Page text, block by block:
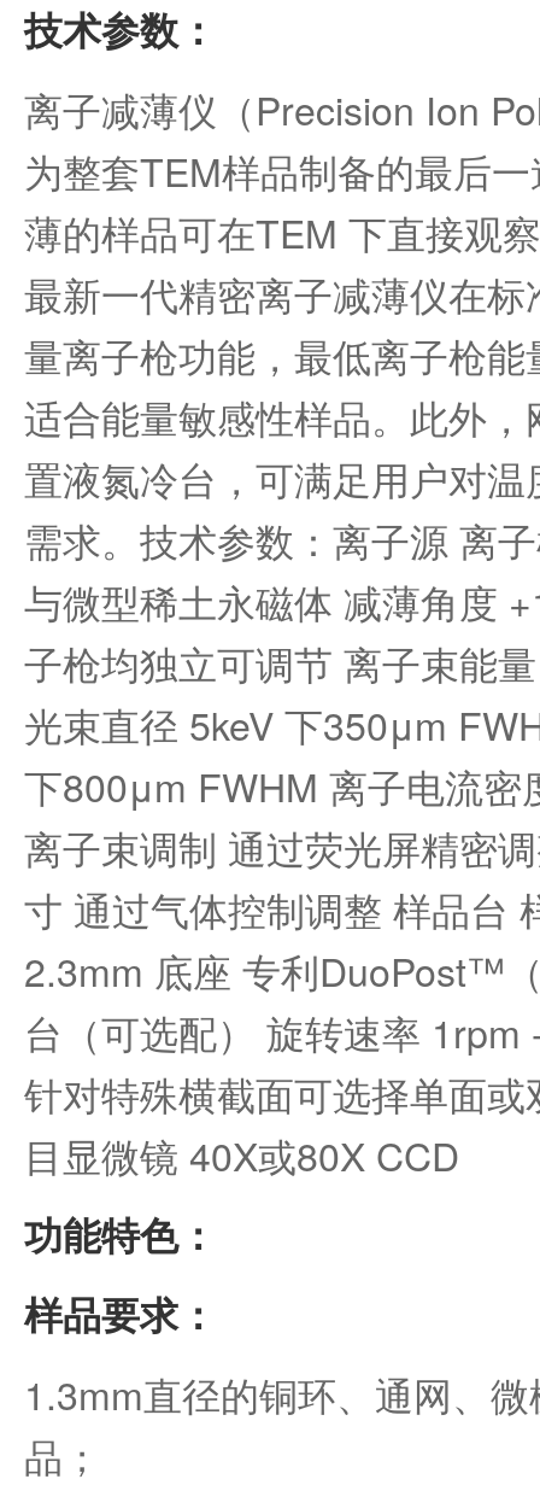
技术参数：
离子减薄仪（Precision Ion
为整套TEM样品制备的最后
薄的样品可在TEM 下直接观
最新一代精密离子减薄仪在
量离子枪功能，最低离子枪
适合能量敏感性样品。此外
置液氮冷台，可满足用户对
需求。技术参数：离子源 离
与微型稀土永磁体 减薄角度
子枪均独立可调节 离子束能
光束直径 5keV 下350μm
下800μm FWHM 离子电流密
离子束调制 通过荧光屏精密
寸 通过气体控制调整 样品台
2.3mm 底座 专利DuoPost™
台（可选配） 旋转速率
针对特殊横截面可选择单面
目显微镜 40X或80X CCD
功能特色：
样品要求：
1.3mm直径的铜环、通网、
品；